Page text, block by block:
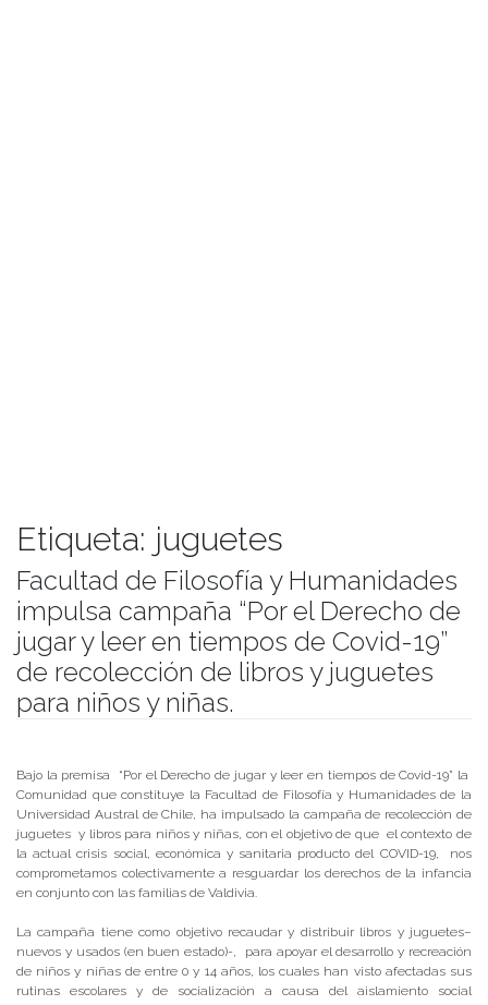
Etiqueta: juguetes
Facultad de Filosofía y Humanidades
impulsa campaña “Por el Derecho de
jugar y leer en tiempos de Covid-19”
de recolección de libros y juguetes
para niños y niñas.
Bajo la premisa “Por el Derecho de jugar y leer en tiempos de Covid-19” la
Comunidad que constituye la Facultad de Filosofía y Humanidades de la
Universidad Austral de Chile, ha impulsado la campaña de recolección de
juguetes y libros para niños y niñas, con el objetivo de que el contexto de
la actual crisis social, económica y sanitaria producto del COVID-19, nos
comprometamos colectivamente a resguardar los derechos de la infancia
en conjunto con las familias de Valdivia.
La campaña tiene como objetivo recaudar y distribuir libros y juguetes–
nuevos y usados (en buen estado)-, para apoyar el desarrollo y recreación
de niños y niñas de entre 0 y 14 años, los cuales han visto afectadas sus
rutinas escolares y de socialización a causa del aislamiento social